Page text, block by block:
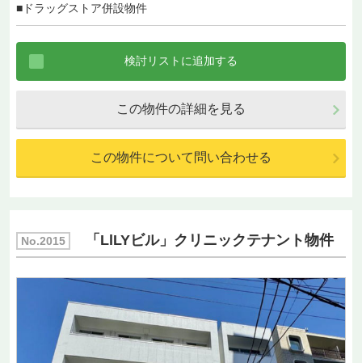
■ドラッグストア併設物件
この物件の詳細を見る
この物件について問い合わせる
No.2015 「LlLYビル」クリニックテナント物件